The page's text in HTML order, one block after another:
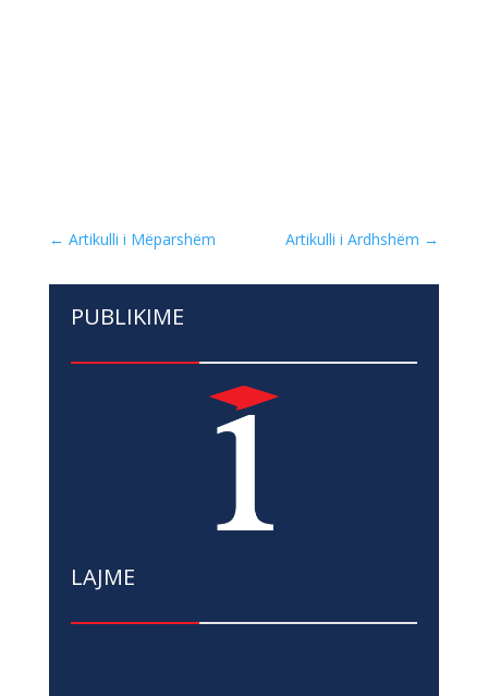
← Artikulli i Mëparshëm Artikulli i Ardhshëm →
PUBLIKIME
LAJME